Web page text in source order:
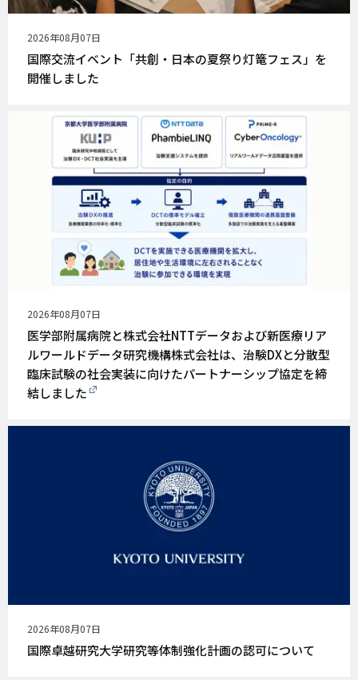
公
開
日
2026年08月07日
国際交流イベント「共創・日本の夏祭り灯篭フェス」を
開催しました
公
開
日
2026年08月07日
医学部附属病院と株式会社NTTデータおよび新医療リア
ルワールドデータ研究機構株式会社は、治験DXと分散型
臨床試験の社会実装に向けたパートナーシップ協定を締
結しました
公
開
日
2026年08月07日
国際卓越研究大学研究等体制強化計画の認可について